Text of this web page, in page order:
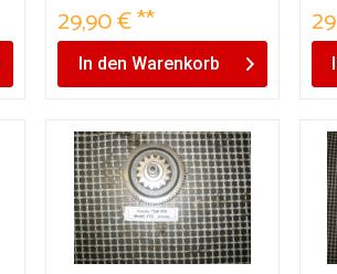
29,90 € **
In den Warenkorb